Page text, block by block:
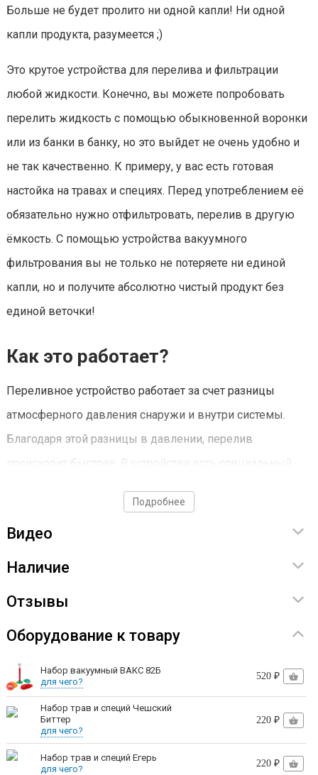
Больше не будет пролито ни одной капли! Ни одной
капли продукта, разумеется ;)
Это крутое устройства для перелива и фильтрации
любой жидкости. Конечно, вы можете попробовать
перелить жидкость с помощью обыкновенной воронки
или из банки в банку, но это выйдет не очень удобно и
не так качественно. К примеру, у вас есть готовая
настойка на травах и специях. Перед употреблением её
обязательно нужно отфильтровать, перелив в другую
ёмкость. С помощью устройства вакуумного
фильтрования вы не только не потеряете ни единой
капли, но и получите абсолютно чистый продукт без
единой веточки!
Как это работает?
Переливное устройство работает за счет разницы
атмосферного давления снаружи и внутри системы.
Благодаря этой разницы в давлении, перелив
происходит быстрее. В устройстве есть специальный
вы сможете заложить ватный диск, фильтровальную
бумагу и даже синтепоновую ткань.
Шланг - 1 шт.
Уплотнительные резинки - 2 шт.
Фильтрующее устройство - 1 шт.
Носик с выходом на резьбовом соединении - 1 шт.
Пружинка для шланга - 1 шт.
Тройник - 1 шт.
Подробнее
Видео
Наличие
Отзывы
Оборудование к товару
Набор вакуумный ВАКС 82Б
для чего?
520 ₽
Набор трав и специй Чешский
Биттер
для чего?
220 ₽
Набор трав и специй Егерь
для чего?
220 ₽